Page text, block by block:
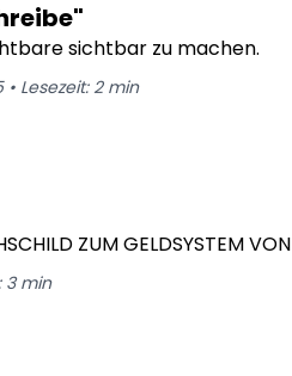
sichtbar zu machen.
• Lesezeit: 2min
ZUM GELDSYSTEM
3min